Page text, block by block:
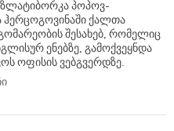
პოპოვ-
ჰერცოგოვინაში ქალთა
შესახებ, რომელიც
ენებზე, გამოქვეყნდა
ოფისის ვებგვერდზე.